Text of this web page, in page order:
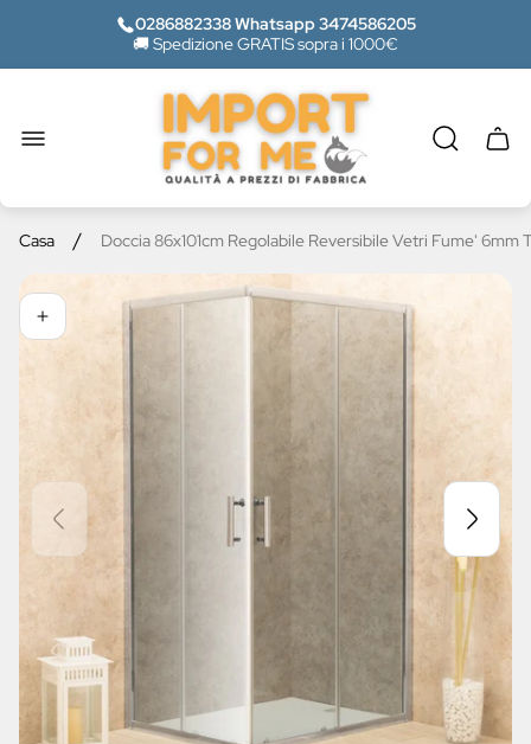
0286882338 Whatsapp 3474586205
🚚 Spedizione GRATIS sopra i 1000€
Logo
del
negozio"
Casa / Doccia 86x101cm Regolabile Reversibile Vetri Fume' 6mm